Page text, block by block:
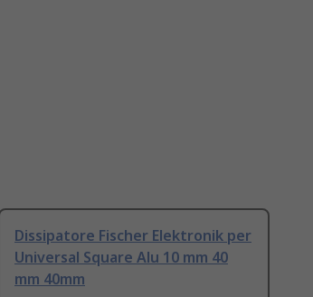
Dissipatore Fischer Elektronik per
Universal Square Alu 10 mm 40
mm 40mm